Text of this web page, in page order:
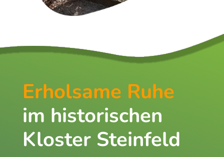
Erholsame Ruhe
im historischen
Kloster Steinfeld